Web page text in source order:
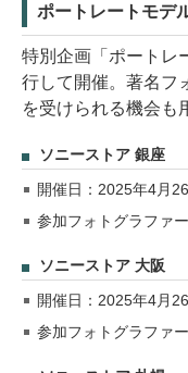
ポートレートモデ
特別企画「ポートレ
行して開催。著名フ
を受けられる機会も
ソニーストア 銀座
開催日：2025年4月
参加フォトグラファ
ソニーストア 大阪
開催日：2025年4月
参加フォトグラファ